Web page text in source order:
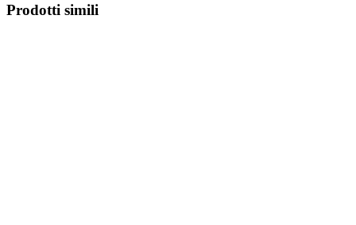
Prodotti simili